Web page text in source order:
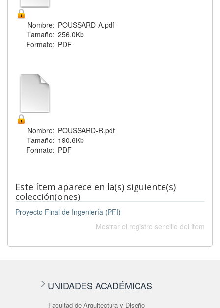
Nombre: POUSSARD-A.pdf
Tamaño: 256.0Kb
Formato: PDF
Nombre: POUSSARD-R.pdf
Tamaño: 190.6Kb
Formato: PDF
Este ítem aparece en la(s) siguiente(s)
colección(ones)
Proyecto Final de Ingeniería (PFI)
Mostrar el registro sencillo del ítem
UNIDADES ACADÉMICAS
Facultad de Arquitectura y Diseño